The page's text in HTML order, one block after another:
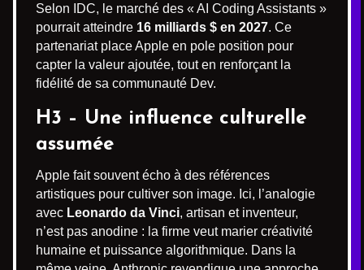
Selon IDC, le marché des « AI Coding Assistants »
pourrait atteindre 16 milliards $ en 2027. Ce
partenariat place Apple en pole position pour
capter la valeur ajoutée, tout en renforçant la
fidélité de sa communauté Dev.
H3 – Une influence culturelle
assumée
Apple fait souvent écho à des références
artistiques pour cultiver son image. Ici, l’analogie
avec Leonardo da Vinci, artisan et inventeur,
n’est pas anodine : la firme veut marier créativité
humaine et puissance algorithmique. Dans la